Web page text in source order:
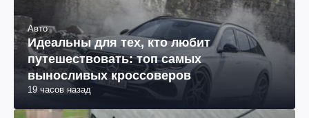
Авто
Идеальны для тех, кто любит
путешествовать: топ самых
выносливых кроссоверов
19 часов назад